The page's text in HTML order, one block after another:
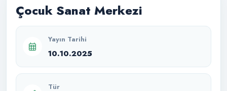
Çocuk Sanat Merkezi
Yayın Tarihi
10.10.2025
Tür